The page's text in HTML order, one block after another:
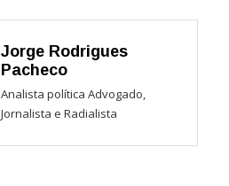
Jorge Rodrigues
Pacheco
Analista política Advogado,
Jornalista e Radialista